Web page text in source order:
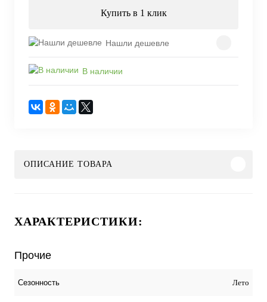
Купить в 1 клик
Нашли дешевле
В наличии
ОПИСАНИЕ ТОВАРА
ХАРАКТЕРИСТИКИ:
Прочие
Сезонность Лето